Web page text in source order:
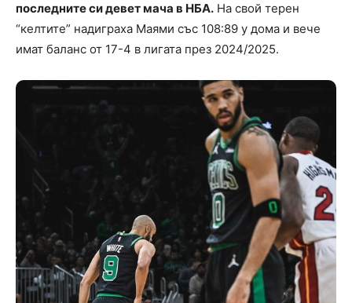
последните си девет мача в НБА. На свой терен
“келтите” надиграха Маями със 108:89 у дома и вече
имат баланс от 17-4 в лигата през 2024/2025.